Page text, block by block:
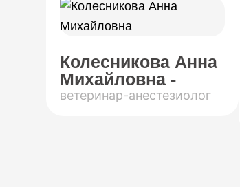
Колесникова Анна
Михайловна -
ветеринар-анестезиолог